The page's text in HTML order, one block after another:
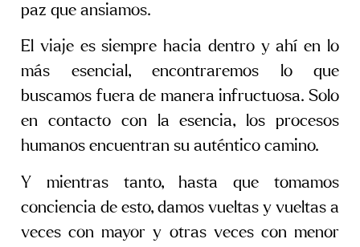
paz que ansiamos.
El viaje es siempre hacia dentro y ahí en lo
más esencial, encontraremos lo que
buscamos fuera de manera infructuosa. Solo
en contacto con la esencia, los procesos
humanos encuentran su auténtico camino.
Y mientras tanto, hasta que tomamos
conciencia de esto, damos vueltas y vueltas a
veces con mayor y otras veces con menor